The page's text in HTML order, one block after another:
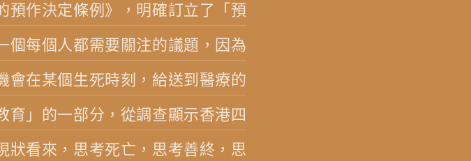
預作決定條例》，明確訂立了「預
個每個人都需要關注的議題，因為
會在某個生死時刻，給送到醫療的
育」的一部分，從調查顯示香港四
狀看來，思考死亡，思考善終，思